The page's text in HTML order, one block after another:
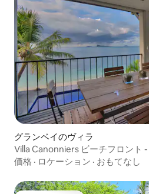
グランベイのヴィラ
Villa Canonniers ビーチフロント
ラ
価格 · ロケーション · おもてなし